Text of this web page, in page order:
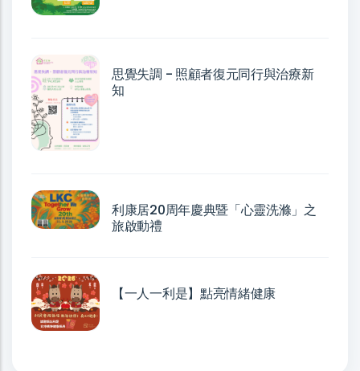
思覺失調 - 照顧者復元同行與治療新
知
利康居20周年慶典暨「心靈洗滌」之
旅啟動禮
【一人一利是】點亮情緒健康